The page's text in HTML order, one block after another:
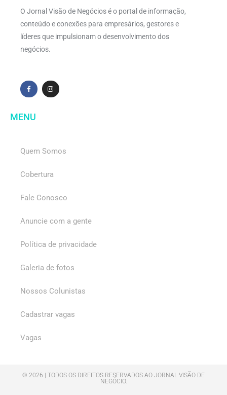
O Jornal Visão de Negócios é o portal de informação,
conteúdo e conexões para empresários, gestores e
líderes que impulsionam o desenvolvimento dos
negócios.
MENU
Quem Somos
Cobertura
Fale Conosco
Anuncie com a gente
Política de privacidade
Galeria de fotos
Nossos Colunistas
Cadastrar vagas
Vagas
© 2026 | TODOS OS DIREITOS RESERVADOS AO JORNAL VISÃO DE
NEGÓCIO.